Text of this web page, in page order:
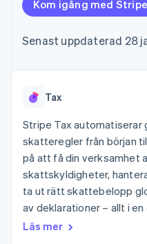
Link
Financial Connections
Product roadmap
Se vad som kommer
Radar
Bedrägeribekämpning
Atlas
Spel
och fritid
Media och
Ideella
Erbjud
Utfärda
Resurser
Företag
Sessions
Karriärer
Kontakt
Kontakta
Bli
Kom igång med Stripe
Senast uppdaterad 28
Tax
Stripe Tax automatiserar
skatteregler från början
på att få din verksamhet
skattskyldigheter,
ta ut rätt skattebelopp
av deklarationer – allt i en
Läs mer